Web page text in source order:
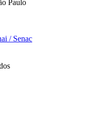
Paulo
/ Senac